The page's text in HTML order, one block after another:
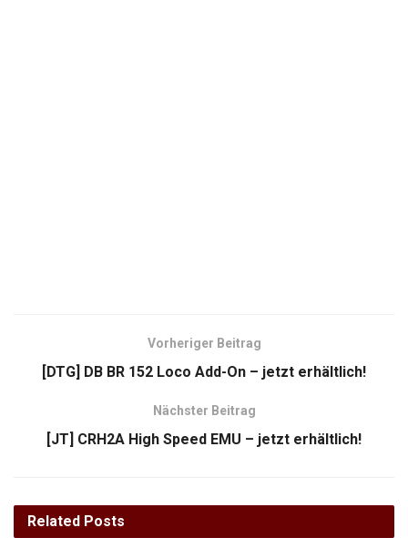
Vorheriger Beitrag
[DTG] DB BR 152 Loco Add-On – jetzt erhältlich!
Nächster Beitrag
[JT] CRH2A High Speed EMU – jetzt erhältlich!
Related Posts